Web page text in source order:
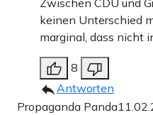
Zwischen CDU und
keinen Unterschied
marginal, dass nicht
8
Antworten
Propaganda Panda